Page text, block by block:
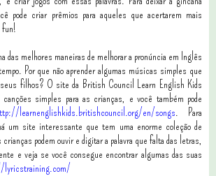
pode criar prêmios para aqueles que acertarem mais
fun!
das melhores maneiras de melhorar a pronúncia em Inglês
Por que não aprender algumas músicas simples que
seus filhos? O site da British Council Learn English Kids
simples para as crianças, e você também pode
learnenglishkids.britishcouncil.org/en/songs. Para
um site interessante que tem uma enorme coleção de
podem ouvir e digitar a palavra que falta das letras,
e veja se você consegue encontrar algumas das suas